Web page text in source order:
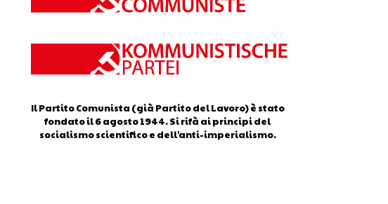
Il Partito Comunista (già Partito del Lavoro) è stato
fondato il 6 agosto 1944. Si rifà ai principi del
socialismo scientifico e dell'anti-imperialismo.